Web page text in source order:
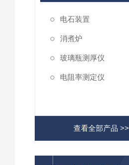
电石装置
消煮炉
玻璃瓶测厚仪
电阻率测定仪
查看全部产品 >>